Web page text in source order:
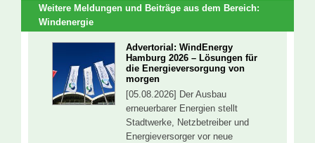
Weitere Meldungen und Beiträge aus dem Bereich:
Windenergie
Advertorial: WindEnergy
Hamburg 2026 – Lösungen für
die Energieversorgung von
morgen
[05.08.2026] Der Ausbau
erneuerbarer Energien stellt
Stadtwerke, Netzbetreiber und
Energieversorger vor neue